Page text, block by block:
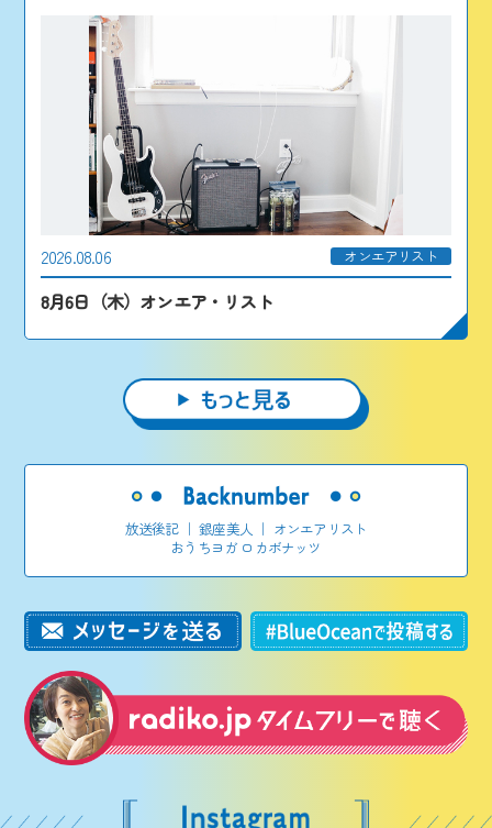
2026.08.06 オンエアリスト
8月6日（木）オンエア・リスト
放送後記｜銀座美人 ｜ オンエアリスト
おうちヨガ ロカボナッツ